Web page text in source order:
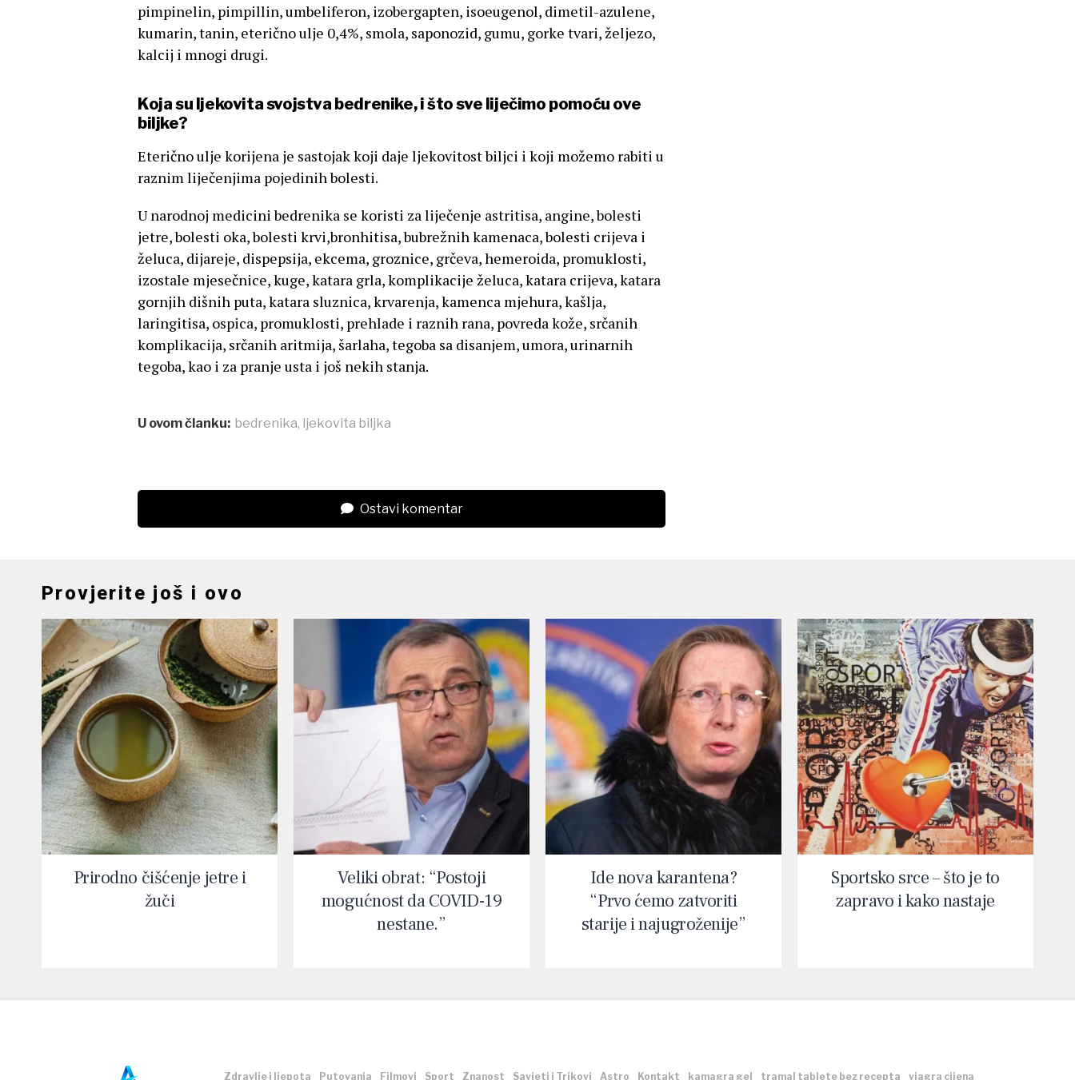
pimpinelin, pimpillin, umbeliferon, izobergapten, isoeugenol, dimetil-azulene,
kumarin, tanin, eterično ulje 0,4%, smola, saponozid, gumu, gorke tvari, željezo,
kalcij i mnogi drugi.
Koja su ljekovita svojstva bedrenike, i što sve liječimo pomoću ove
biljke?
Eterično ulje korijena je sastojak koji daje ljekovitost biljci i koji možemo rabiti u
raznim liječenjima pojedinih bolesti.
U narodnoj medicini bedrenika se koristi za liječenje astritisa, angine, bolesti
jetre, bolesti oka, bolesti krvi,bronhitisa, bubrežnih kamenaca, bolesti crijeva i
želuca, dijareje, dispepsija, ekcema, groznice, grčeva, hemeroida, promuklosti,
izostale mjesečnice, kuge, katara grla, komplikacije želuca, katara crijeva, katara
gornjih dišnih puta, katara sluznica, krvarenja, kamenca mjehura, kašlja,
laringitisa, ospica, promuklosti, prehlade i raznih rana, povreda kože, srčanih
komplikacija, srčanih aritmija, šarlaha, tegoba sa disanjem, umora, urinarnih
tegoba, kao i za pranje usta i još nekih stanja.
U ovom članku: bedrenika, ljekovita biljka
Ostavi komentar
Provjerite još i ovo
Prirodno čišćenje jetre i
žuči
Veliki obrat: “Postoji
mogućnost da COVID-19
nestane.”
Ide nova karantena?
“Prvo ćemo zatvoriti
starije i najugroženije”
Sportsko srce – što je to
zapravo i kako nastaje
Zdravlje i ljepota Putovanja Filmovi Sport Znanost Savjeti i Trikovi Astro Kontakt kamagra gel tramal tablete bez recepta viagra cijena